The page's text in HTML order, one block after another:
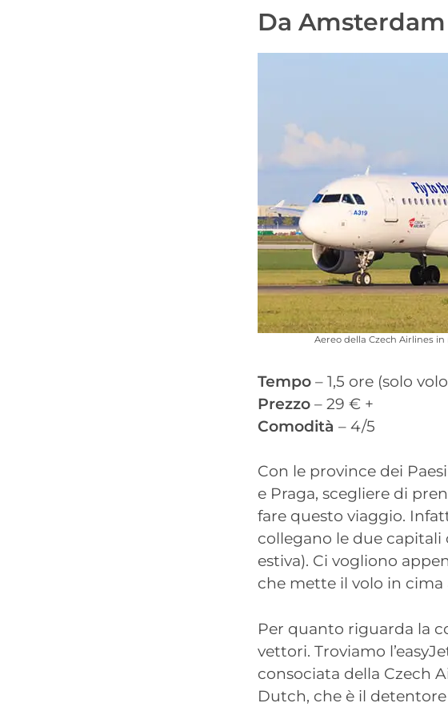
Da
Aereo della Czech Airlines
Tempo – 1,5 ore (solo
Prezzo – 29 € +
Comodità – 4/5
Con le province dei
e Praga, scegliere di
fare questo viaggio.
collegano le due
estiva). Ci vogliono
che mette il volo in cima
Per quanto riguarda la
vettori. Troviamo
consociata della Czech
Dutch, che è il